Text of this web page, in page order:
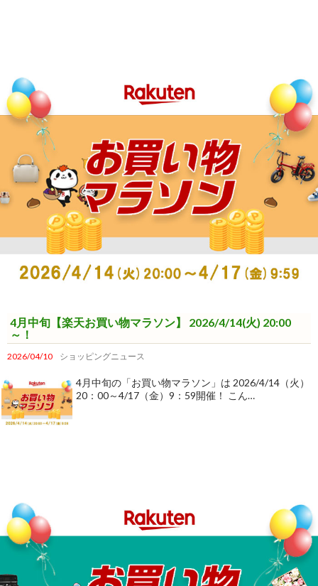
4月中旬【楽天お買い物マラソン】 2026/4/14(火) 20:00
～！
2026/04/10 ショッピングニュース
4月中旬の「お買い物マラソン」は 2026/4/14（火）
20：00～4/17（金）9：59開催！ こん…